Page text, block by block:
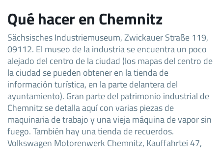
Qué hacer en Chemnitz
Sächsisches Industriemuseum, Zwickauer Straße 119,
09112. El museo de la industria se encuentra un poco
alejado del centro de la ciudad (los mapas del centro de
la ciudad se pueden obtener en la tienda de
información turística, en la parte delantera del
ayuntamiento). Gran parte del patrimonio industrial de
Chemnitz se detalla aquí con varias piezas de
maquinaria de trabajo y una vieja máquina de vapor sin
fuego. También hay una tienda de recuerdos.
Volkswagen Motorenwerk Chemnitz, Kauffahrtei 47,